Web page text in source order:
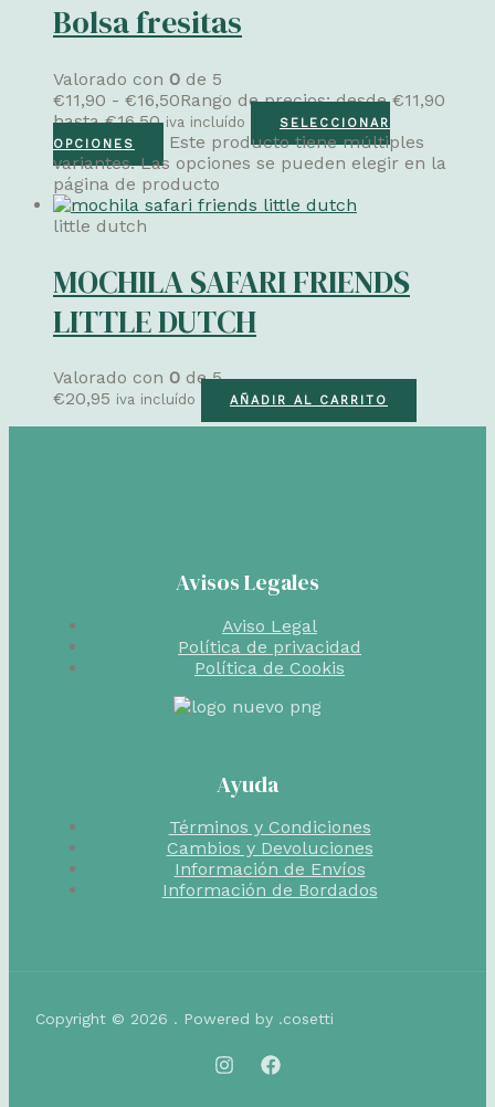
Bolsa fresitas
Valorado con 0 de 5
€11,90 - €16,50Rango de precios: desde €11,90
hasta €16,50 iva incluído
SELECCIONAR
OPCIONES
Este producto tiene múltiples
variantes. Las opciones se pueden elegir en la
página de producto
little dutch
MOCHILA SAFARI FRIENDS
LITTLE DUTCH
Valorado con 0 de 5
€20,95 iva incluído AÑADIR AL CARRITO
Avisos Legales
Aviso Legal
Política de privacidad
Política de Cookis
Ayuda
Términos y Condiciones
Cambios y Devoluciones
Información de Envíos
Información de Bordados
Copyright © 2026 . Powered by .cosetti